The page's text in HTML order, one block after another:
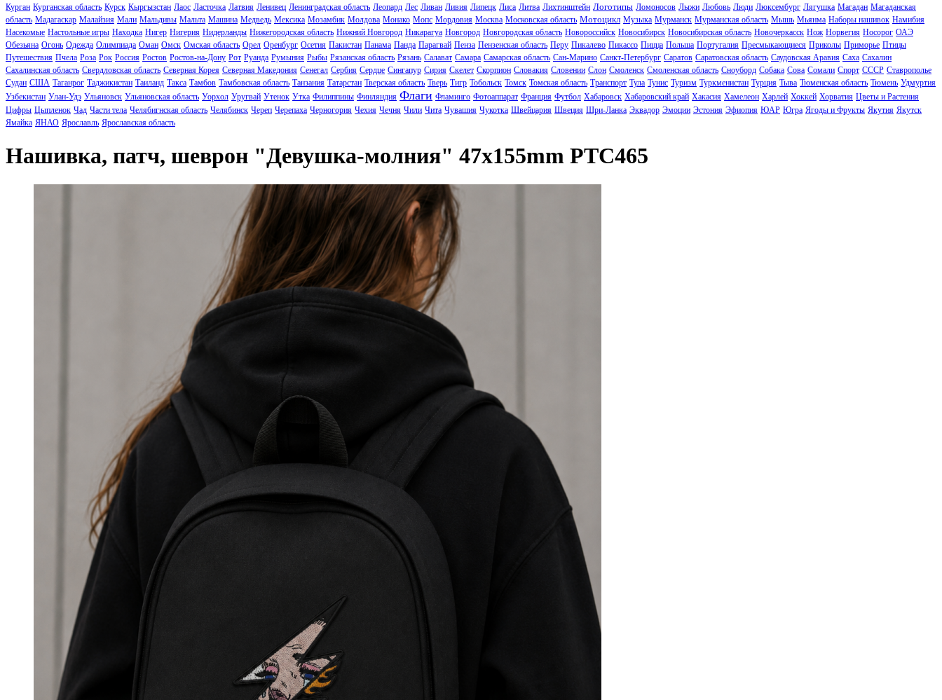
Курган Курганская область Курск Кыргызстан Лаос Ласточка Латвия Ленивец Ленинградская область Леопард Лес Ливан Ливия Липецк Лиса Литва Лихтинштейн Логотипы Ломоносов Лыжи Любовь Люди Люксембург Лягушка Магадан Магаданская
область Мадагаскар Малайзия Мали Мальдивы Мальта Машина Медведь Мексика Мозамбик Молдова Монако Мопс Мордовия Москва Московская область Мотоцикл Музыка Мурманск Мурманская область Мышь Мьянма Наборы нашивок Намибия
Насекомые Настольные игры Находка Нигер Нигерия Нидерланды Нижегородская область Нижний Новгород Никарагуа Новгород Новгородская область Новороссийск Новосибирск Новосибирская область Новочеркасск Нож Норвегия Носорог ОАЭ
Обезьяна Огонь Одежда Олимпиада Оман Омск Омская область Орел Оренбург Осетия Пакистан Панама Панда Парагвай Пенза Пензенская область Перу Пикалево Пикассо Пицца Польша Португалия Пресмыкающиеся Приколы Приморье Птицы
Путешествия Пчела Роза Рок Россия Ростов Ростов-на-Дону Рот Руанда Румыния Рыбы Рязанская область Рязань Салават Самара Самарская область Сан-Марино Санкт-Петербург Саратов Саратовская область Саудовская Аравия Саха Сахалин
Сахалинская область Свердловская область Северная Корея Северная Македония Сенегал Сербия Сердце Сингапур Сирия Скелет Скорпион Словакия Словении Слон Смоленск Смоленская область Сноуборд Собака Сова Сомали Спорт СССР Ставрополье
Судан США Таганрог Таджикистан Таиланд Такса Тамбов Тамбовская область Танзания Татарстан Тверская область Тверь Тигр Тобольск Томск Томская область Транспорт Тула Тунис Туризм Туркменистан Турция Тыва Тюменская область Тюмень Удмуртия
Узбекистан Улан-Удэ Ульяновск Ульяновская область Уорхол Уругвай Утенок Утка Филиппины Финляндия Флаги Фламинго Фотоаппарат Франция Футбол Хабаровск Хабаровский край Хакасия Хамелеон Харлей Хоккей Хорватия Цветы и Растения
Цифры Цыпленок Чад Части тела Челябигнская область Челябинск Череп Черепаха Черногория Чехия Чечня Чили Чита Чувашия Чукотка Швейцария Швеция Шри-Ланка Эквадор Эмоции Эстония Эфиопия ЮАР Югра Ягоды и Фрукты Якутия Якутск
Ямайка ЯНАО Ярославль Ярославская область
Нашивка, патч, шеврон "Девушка-молния" 47x155mm PTC465